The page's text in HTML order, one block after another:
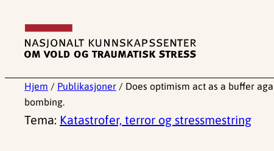
innhold
Hjem / Publikasjoner / Does optimism act as a buffer
bombing.
Tema: Katastrofer, terror og stressmestring